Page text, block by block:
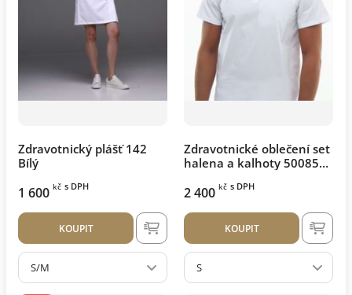
Zdravotnický plášť 142
Bílý
1 600 kč s DPH
KOUPIT
S/M
Zdravotnické oblečení set
halena a kalhoty 50085
2 400 kč s DPH
KOUPIT
S